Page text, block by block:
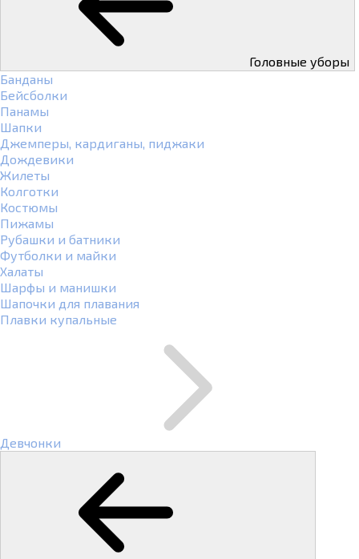
Головные уборы
Банданы
Бейсболки
Панамы
Шапки
Джемперы, кардиганы, пиджаки
Дождевики
Жилеты
Колготки
Костюмы
Пижамы
Рубашки и батники
Футболки и майки
Халаты
Шарфы и манишки
Шапочки для плавания
Плавки купальные
Девчонки